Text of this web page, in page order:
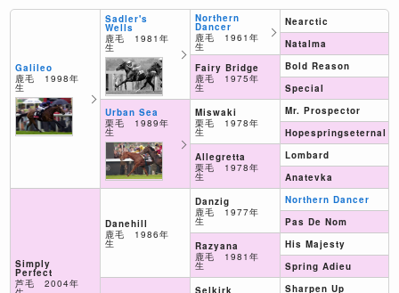
Galileo
鹿毛 1998年
生
Simply
Perfect
芦毛 2004年
Sadler's
Wells
鹿毛 1981年
生
Urban Sea
栗毛 1989年
生
Danehill
鹿毛 1986年
生
Northern
Dancer
鹿毛 1961年
生
Fairy Bridge
鹿毛 1975年
生
Miswaki
栗毛 1978年
生
Allegretta
栗毛 1978年
生
Danzig
鹿毛 1977年
生
Razyana
鹿毛 1981年
生
Selkirk
Nearctic
Natalma
Bold Reason
Special
Mr. Prospector
Hopespringseternal
Lombard
Anatevka
Northern Dancer
Pas De Nom
His Majesty
Spring Adieu
Sharpen Up